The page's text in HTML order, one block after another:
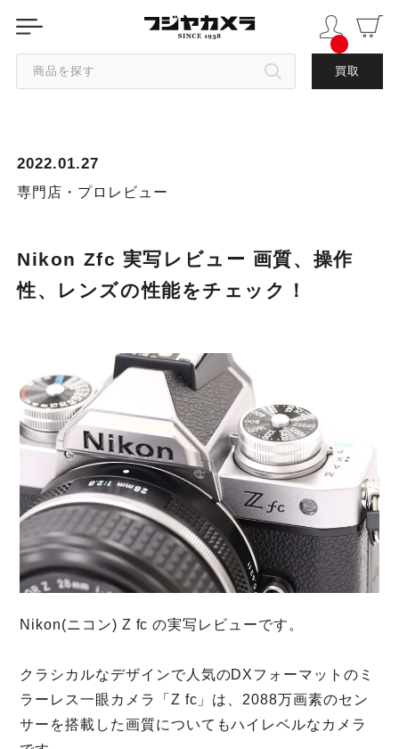
商品を探す 買取
2022.01.27
専門店・プロレビュー
Nikon Zfc 実写レビュー 画質、操作
性、レンズの性能をチェック！
Nikon(ニコン) Z fc の実写レビューです。
クラシカルなデザインで人気のDXフォーマットのミ
ラーレス一眼カメラ「Z fc」は、2088万画素のセン
サーを搭載した画質についてもハイレベルなカメラ